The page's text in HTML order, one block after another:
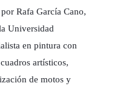
Rafa García Cano,
Universidad
en pintura con
artísticos,
de motos y